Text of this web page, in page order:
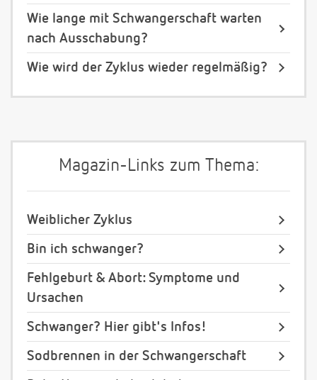
Wie lange mit Schwangerschaft warten
nach Ausschabung?
Wie wird der Zyklus wieder regelmäßig?
Magazin-Links zum Thema:
Weiblicher Zyklus
Bin ich schwanger?
Fehlgeburt & Abort: Symptome und
Ursachen
Schwanger? Hier gibt's Infos!
Sodbrennen in der Schwangerschaft